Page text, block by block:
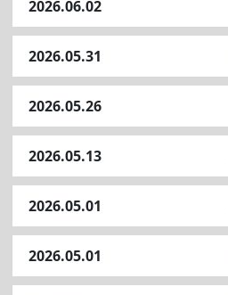
2026.06.02
2026.05.31
2026.05.26
2026.05.13
2026.05.01
2026.05.01